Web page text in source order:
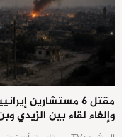
مقتل 6 مستشارين
وإلغاء لقاء بين الزيدي